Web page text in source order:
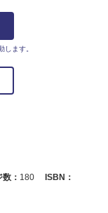
ます。
： 180
ISBN：